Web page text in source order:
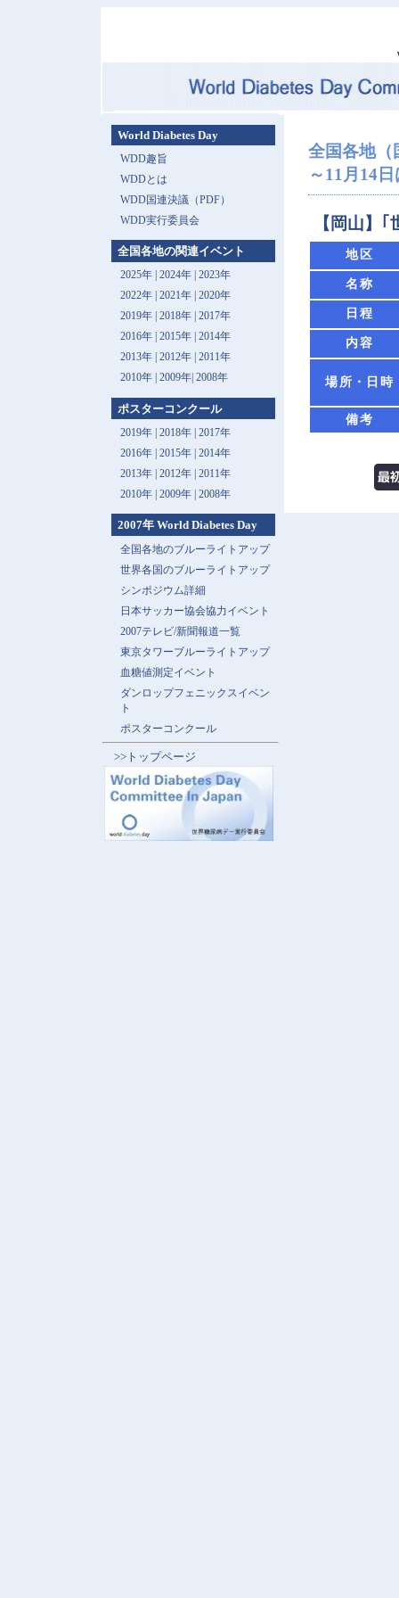
全国各地（
～11月14
【岡山】
地区
名称
日程
内容
場所・日時
備考
World Diabetes Day
WDD趣旨
WDDとは
WDD国連決議（PDF）
WDD実行委員会
全国各地の関連イベント
2025年| 2024年| 2023年
2022年| 2021年| 2020年
2019年| 2018年| 2017年
2016年| 2015年| 2014年
2013年 | 2012年| 2011年
2010年| 2009年| 2008年
ポスターコンクール
2019年 | 2018年 | 2017年
2016年 | 2015年 | 2014年
2013年 | 2012年 | 2011年
2010年 | 2009年 | 2008年
2007年 World Diabetes Day
全国各地のブルーライトアップ
世界各国のブルーライトアップ
シンポジウム詳細
日本サッカー協会協力イベント
2007テレビ/新聞報道一覧
東京タワーブルーライトアップ
血糖値測定イベント
ダンロップフェニックスイベン
ト
ポスターコンクール
>>トップページ